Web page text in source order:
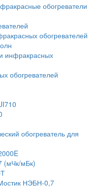
обогреватели
обогревателей
инфракрасных
обогревателей
обогреватель для
мБк)
НЭБН-0,7